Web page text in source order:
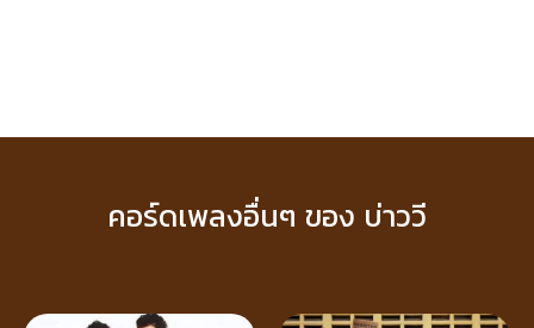
คอร์ดเพลงอื่นๆ ของ บ่าววี